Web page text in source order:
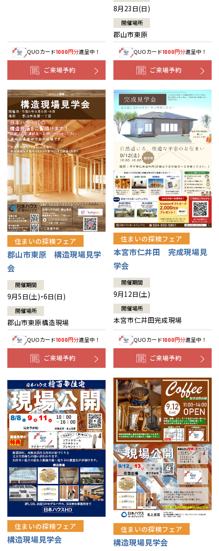
QUOカード1000円分進呈中！
ご来場予約
8月23日(日)
開催場所
郡山市東原
QUOカード1000円分進呈中！
ご来場予約
住まいの探検フェア
郡山市東原 構造現場見学
会
開催期間
9月5日(土)・6日(日)
開催場所
郡山市東原構造現場
QUOカード1000円分進呈中！
ご来場予約
住まいの探検フェア
本宮市仁井田 完成現場見
学会
開催期間
9月12日(土)
開催場所
本宮市仁井田完成現場
QUOカード1000円分進呈中！
ご来場予約
住まいの探検フェア
構造現場見学会
住まいの探検フェア
構造現場見学会